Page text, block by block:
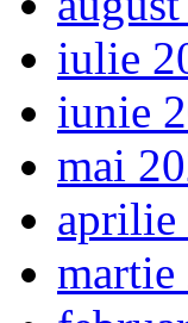
iulie
iunie
mai
aprilie
martie